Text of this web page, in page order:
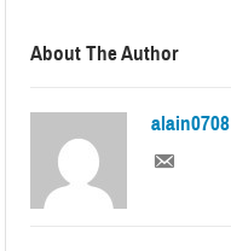
About The Author
alain0708